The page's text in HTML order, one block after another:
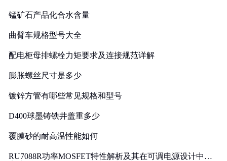
锰矿石产品化合水含量
曲臂车规格型号大全
配电柜母排螺栓力矩要求及连接规范详解
膨胀螺丝尺寸是多少
镀锌方管有哪些常见规格和型号
D400球墨铸铁井盖重多少
覆膜砂的耐高温性能如何
RU7088R功率MOSFET特性解析及其在可调电源设计中的